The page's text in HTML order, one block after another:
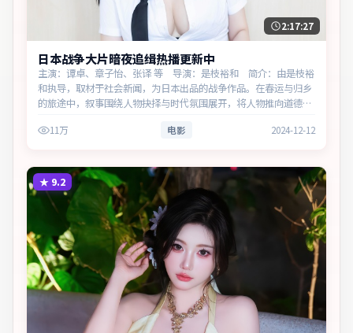
2:17:27
日本战争大片暗夜追缉热播更新中
主演：谭卓、章子怡、张译 等 导演：是枝裕和 简介：由是枝裕
和执导，取材于社会新闻，为日本出品的战争作品。在春运与归乡
的旅途中，叙事围绕人物抉择与时代氛围展开，将人物推向道德与
义。11万 电影 2024-12-12
★ 9.2